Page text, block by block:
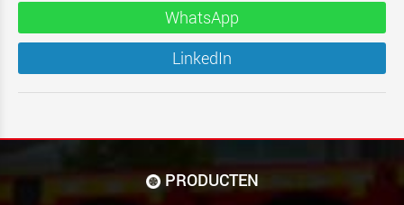
WhatsApp
LinkedIn
PRODUCTEN